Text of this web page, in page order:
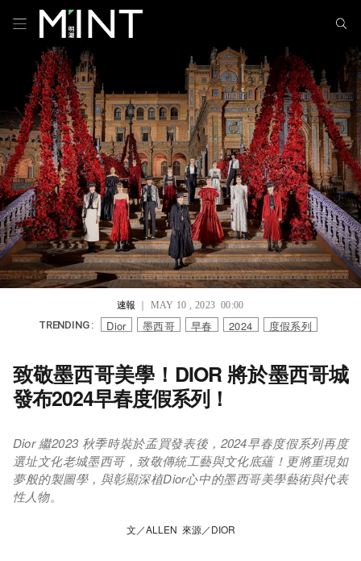
速報 ｜ MAY 10 , 2023 00:00
TRENDING : Dior 墨西哥 早春 2024 度假系列
致敬墨西哥美學！DIOR 將於墨西哥城
發布2024早春度假系列！
Dior 繼2023 秋季時裝於孟買發表後，2024早春度假系列再度
選址文化老城墨西哥，致敬傳統工藝與文化底蘊！更將重現如
夢般的製圖學，與彰顯深植Dior心中的墨西哥美學藝術與代表
性人物。
文／ALLEN 來源／DIOR